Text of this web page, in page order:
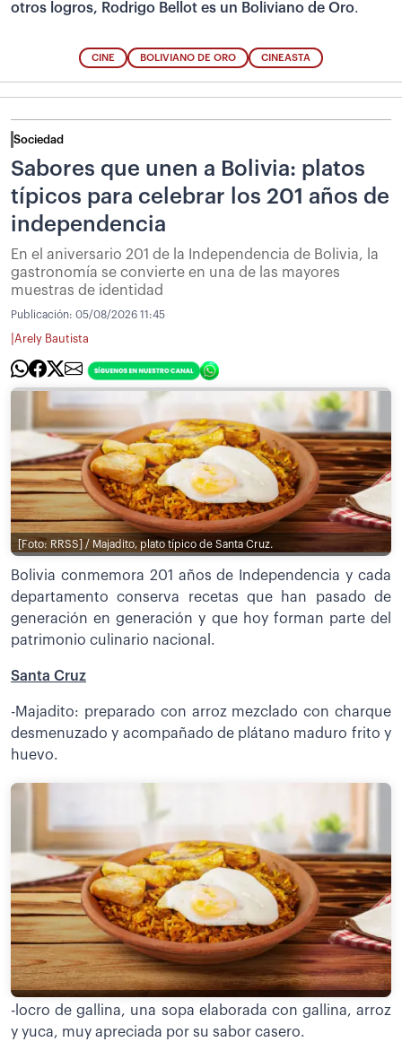
otros logros, Rodrigo Bellot es un Boliviano de Oro.
CINE BOLIVIANO DE ORO CINEASTA
Sociedad
Sabores que unen a Bolivia: platos
típicos para celebrar los 201 años de
independencia
En el aniversario 201 de la Independencia de Bolivia, la
gastronomía se convierte en una de las mayores
muestras de identidad
Publicación: 05/08/2026 11:45
Arely Bautista
[Foto: RRSS] / Majadito, plato típico de Santa Cruz.
Bolivia conmemora 201 años de Independencia y cada
departamento conserva recetas que han pasado de
generación en generación y que hoy forman parte del
patrimonio culinario nacional.
Santa Cruz
-Majadito: preparado con arroz mezclado con charque
desmenuzado y acompañado de plátano maduro frito y
huevo.
-locro de gallina, una sopa elaborada con gallina, arroz
y yuca, muy apreciada por su sabor casero.